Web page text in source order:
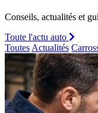
Conseils, actualités et
Toute l'actu auto
Toutes Actualités